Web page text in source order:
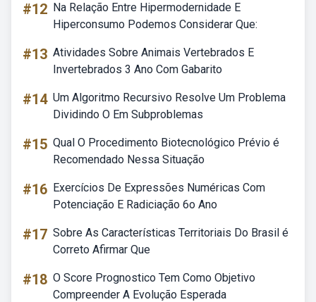
#12 Na Relação Entre Hipermodernidade E
Hiperconsumo Podemos Considerar Que:
#13 Atividades Sobre Animais Vertebrados E
Invertebrados 3 Ano Com Gabarito
#14 Um Algoritmo Recursivo Resolve Um Problema
Dividindo O Em Subproblemas
#15 Qual O Procedimento Biotecnológico Prévio é
Recomendado Nessa Situação
#16 Exercícios De Expressões Numéricas Com
Potenciação E Radiciação 6o Ano
#17 Sobre As Características Territoriais Do Brasil é
Correto Afirmar Que
#18 O Score Prognostico Tem Como Objetivo
Compreender A Evolução Esperada